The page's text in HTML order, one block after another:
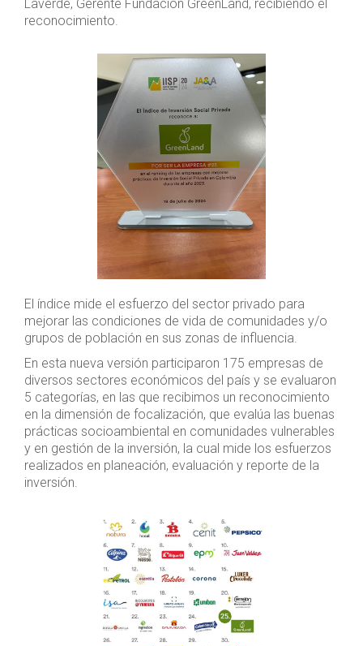
Laverde, Gerente Fundación GreenLand, recibiendo el
reconocimiento.
El índice mide el esfuerzo del sector privado para
mejorar las condiciones de vida de comunidades y/o
grupos de población en sus zonas de influencia.
En esta nueva versión participaron 175 empresas de
diversos sectores económicos del país y se evaluaron
5 categorías, en las que recibimos un reconocimiento
en la dimensión de focalización, que evalúa las buenas
prácticas socioambiental en comunidades vulnerables
y en gestión de la inversión, la cual mide los esfuerzos
realizados en planeación, evaluación y reporte de la
inversión.